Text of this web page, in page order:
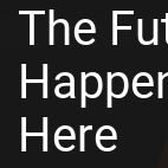
The
Here